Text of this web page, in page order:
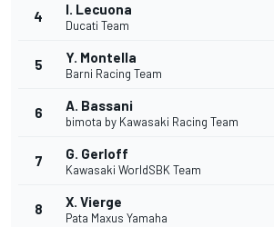
4 I. Lecuona
Ducati Team
5 Y. Montella
Barni Racing Team
6 A. Bassani
bimota by Kawasaki Racing Team
7 G. Gerloff
Kawasaki WorldSBK Team
8 X. Vierge
Pata Maxus Yamaha